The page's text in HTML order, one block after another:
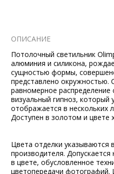
ОПИСАНИЕ
Потолочный светильник
алюминия и силикона,
сущностью формы,
представлено окружностью.
равномерное распределение
визуальный гипноз, который
отображается в нескольких
Доступен в золотом и цвете
Цвета отделки указываются
производителя.
в цвете, обусловленное
цветопередачи фотографий.